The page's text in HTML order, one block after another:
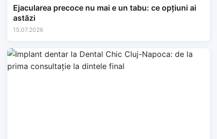
Ejacularea precoce nu mai e un tabu: ce opțiuni ai
astăzi
15.07.2026